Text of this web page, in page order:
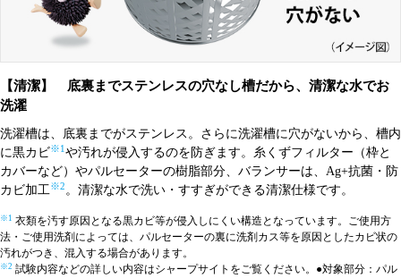
【清潔】 底裏までステンレスの穴なし槽だから、清潔な水でお
洗濯
洗濯槽は、底裏までがステンレス。さらに洗濯槽に穴がないから、槽内
に黒カビ※1 や汚れが侵入するのを防ぎます。糸くずフィルター（枠と
カバーなど）やパルセーターの樹脂部分、バランサーは、Ag+抗菌・防
カビ加工※2。清潔な水で洗い・すすぎができる清潔仕様です。
※1 衣類を汚す原因となる黒カビ等が侵入しにくい構造となっています。ご使用方
法・ご使用洗剤によっては、パルセーターの裏に洗剤カス等を原因としたカビ状の
汚れがつき、混入する場合があります。
※2 試験内容などの詳しい内容はシャープサイトをご覧ください。●対象部分：パル